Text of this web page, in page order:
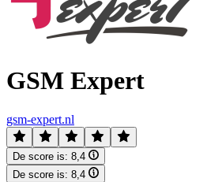
GSM Expert
gsm-expert.nl
De score is: 8,4
De score is: 8,4